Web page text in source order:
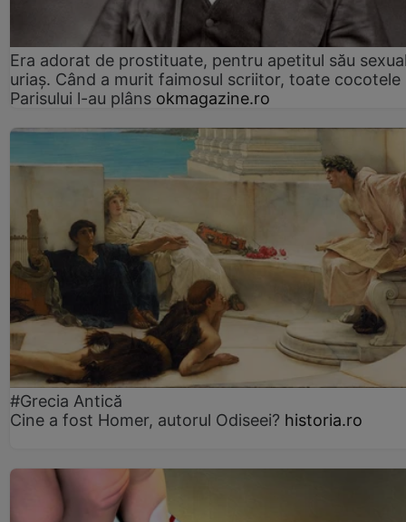
Era adorat de prostituate, pentru apetitul său
uriaș. Când a murit faimosul scriitor, toate cocotele
Parisului l-au plâns okmagazine.ro
#Grecia Antică
Cine a fost Homer, autorul Odiseei? historia.ro